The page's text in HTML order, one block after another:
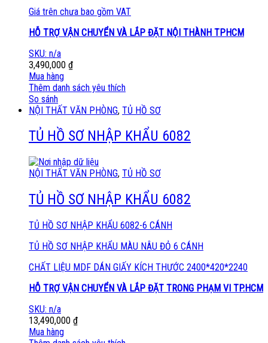
Giá trên chưa bao gồm VAT
HỖ TRỢ VẬN CHUYỂN VÀ LẮP ĐẶT NỘI THÀNH TPHCM
SKU: n/a
3,490,000 ₫
Mua hàng
Thêm danh sách yêu thích
So sánh
NỘI THẤT VĂN PHÒNG, TỦ HỒ SƠ
TỦ HỒ SƠ NHẬP KHẨU 6082
NỘI THẤT VĂN PHÒNG, TỦ HỒ SƠ
TỦ HỒ SƠ NHẬP KHẨU 6082
TỦ HỒ SƠ NHẬP KHẨU 6082-6 CÁNH
TỦ HỒ SƠ NHẬP KHẨU MÀU NÂU ĐỎ 6 CÁNH
CHẤT LIỆU MDF DÁN GIẤY KÍCH THƯỚC 2400*420*2240
HỖ TRỢ VẬN CHUYỂN VÀ LẮP ĐẶT TRONG PHẠM VI TP.HCM
SKU: n/a
13,490,000 ₫
Mua hàng